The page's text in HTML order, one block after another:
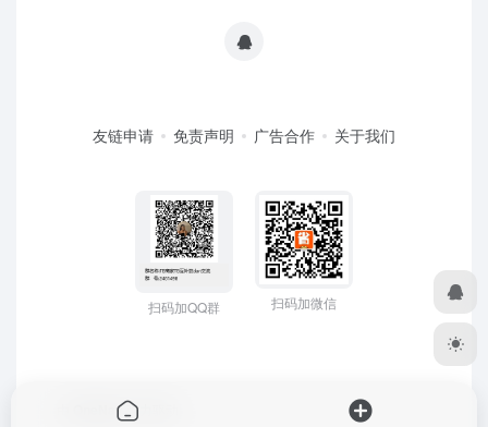
友链申请 免责声明 广告合作 关于我们
扫码加QQ群 扫码加微信
OneNav强力驱动